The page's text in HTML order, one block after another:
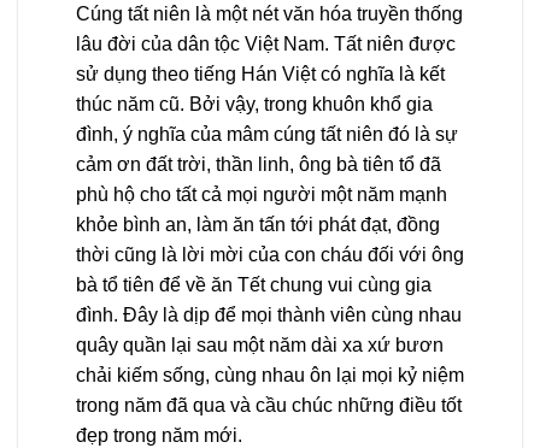
Cúng tất niên là một nét văn hóa truyền thống
lâu đời của dân tộc Việt Nam. Tất niên được
sử dụng theo tiếng Hán Việt có nghĩa là kết
thúc năm cũ. Bởi vậy, trong khuôn khổ gia
đình, ý nghĩa của mâm cúng tất niên đó là sự
cảm ơn đất trời, thần linh, ông bà tiên tổ đã
phù hộ cho tất cả mọi người một năm mạnh
khỏe bình an, làm ăn tấn tới phát đạt, đồng
thời cũng là lời mời của con cháu đối với ông
bà tổ tiên để về ăn Tết chung vui cùng gia
đình. Đây là dịp để mọi thành viên cùng nhau
quây quần lại sau một năm dài xa xứ bươn
chải kiếm sống, cùng nhau ôn lại mọi kỷ niệm
trong năm đã qua và cầu chúc những điều tốt
đẹp trong năm mới.